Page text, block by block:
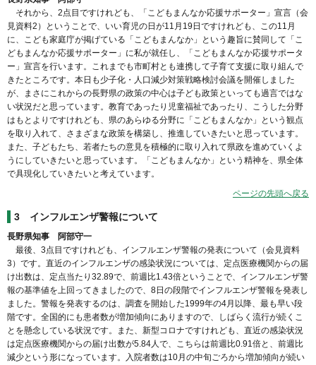
それから、2点目ですけれども、「こどもまんなか応援サポーター」宣言（会
見資料2）ということで、いい育児の日が11月19日ですけれども、この11月
に、こども家庭庁が掲げている「こどもまんなか」という趣旨に賛同して「こ
どもまんなか応援サポーター」に私が就任し、「こどもまんなか応援サポータ
ー」宣言を行います。これまでも市町村とも連携して子育て支援に取り組んで
きたところです。本日も少子化・人口減少対策戦略検討会議を開催しました
が、まさにこれからの長野県の政策の中心は子ども政策といっても過言ではな
い状況だと思っています。教育であったり児童福祉であったり、こうした分野
はもとよりですけれども、県のあらゆる分野に「こどもまんなか」という観点
を取り入れて、さまざまな政策を構築し、推進していきたいと思っています。
また、子どもたち、若者たちの意見を積極的に取り入れて県政を進めていくよ
うにしていきたいと思っています。「こどもまんなか」という精神を、県全体
で具現化していきたいと考えています。
ページの先頭へ戻る
3 インフルエンザ警報について
長野県知事 阿部守一
最後、3点目ですけれども、インフルエンザ警報の発表について（会見資料
3）です。直近のインフルエンザの感染状況については、定点医療機関からの届
け出数は、定点当たり32.89で、前週比1.43倍ということで、インフルエンザ警
報の基準値を上回ってきましたので、8日の段階でインフルエンザ警報を発表し
ました。警報を発表するのは、調査を開始した1999年の4月以降、最も早い段
階です。全国的にも患者数が増加傾向にありますので、しばらく流行が続くこ
とを懸念している状況です。また、新型コロナですけれども、直近の感染状況
は定点医療機関からの届け出数が5.84人で、こちらは前週比0.91倍と、前週比
減少という形になっています。入院者数は10月の中旬ごろから増加傾向が続い